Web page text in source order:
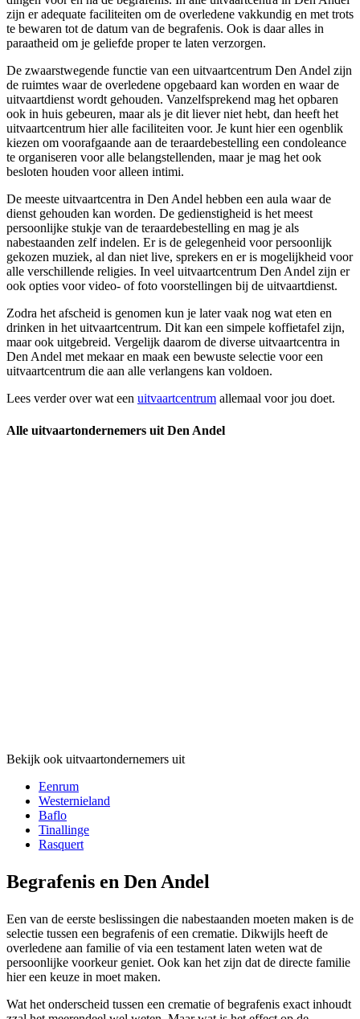
zijn er adequate faciliteiten om de overledene vakkundig en met trots
te bewaren tot de datum van de begrafenis. Ook is daar alles in
paraatheid om je geliefde proper te laten verzorgen.
De zwaarstwegende functie van een uitvaartcentrum Den Andel zijn
de ruimtes waar de overledene opgebaard kan worden en waar de
uitvaartdienst wordt gehouden. Vanzelfsprekend mag het opbaren
ook in huis gebeuren, maar als je dit liever niet hebt, dan heeft het
uitvaartcentrum hier alle faciliteiten voor. Je kunt hier een ogenblik
kiezen om voorafgaande aan de teraardebestelling een condoleance
te organiseren voor alle belangstellenden, maar je mag het ook
besloten houden voor alleen intimi.
De meeste uitvaartcentra in Den Andel hebben een aula waar de
dienst gehouden kan worden. De gedienstigheid is het meest
persoonlijke stukje van de teraardebestelling en mag je als
nabestaanden zelf indelen. Er is de gelegenheid voor persoonlijk
gekozen muziek, al dan niet live, sprekers en er is mogelijkheid voor
alle verschillende religies. In veel uitvaartcentrum Den Andel zijn er
ook opties voor video- of foto voorstellingen bij de uitvaartdienst.
Zodra het afscheid is genomen kun je later vaak nog wat eten en
drinken in het uitvaartcentrum. Dit kan een simpele koffietafel zijn,
maar ook uitgebreid. Vergelijk daarom de diverse uitvaartcentra in
Den Andel met mekaar en maak een bewuste selectie voor een
uitvaartcentrum die aan alle verlangens kan voldoen.
Lees verder over wat een uitvaartcentrum allemaal voor jou doet.
Alle uitvaartondernemers uit Den Andel
Bekijk ook uitvaartondernemers uit
Eenrum
Westernieland
Baflo
Tinallinge
Rasquert
Begrafenis en Den Andel
Een van de eerste beslissingen die nabestaanden moeten maken is de
selectie tussen een begrafenis of een crematie. Dikwijls heeft de
overledene aan familie of via een testament laten weten wat de
persoonlijke voorkeur geniet. Ook kan het zijn dat de directe familie
hier een keuze in moet maken.
Wat het onderscheid tussen een crematie of begrafenis exact inhoudt